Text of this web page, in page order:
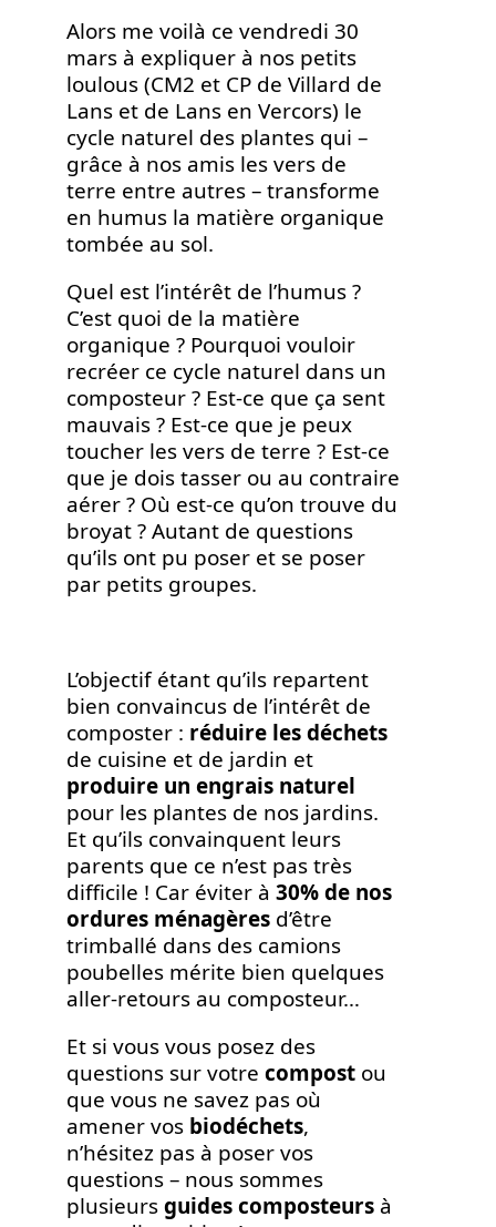
Alors me voilà ce vendredi 30
mars à expliquer à nos petits
loulous (CM2 et CP de Villard de
Lans et de Lans en Vercors) le
cycle naturel des plantes qui –
grâce à nos amis les vers de
terre entre autres – transforme
en humus la matière organique
tombée au sol.
Quel est l’intérêt de l’humus ?
C’est quoi de la matière
organique ? Pourquoi vouloir
recréer ce cycle naturel dans un
composteur ? Est-ce que ça sent
mauvais ? Est-ce que je peux
toucher les vers de terre ? Est-ce
que je dois tasser ou au contraire
aérer ? Où est-ce qu’on trouve du
broyat ? Autant de questions
qu’ils ont pu poser et se poser
par petits groupes.
L’objectif étant qu’ils repartent
bien convaincus de l’intérêt de
composter : réduire les déchets
de cuisine et de jardin et
produire un engrais naturel
pour les plantes de nos jardins.
Et qu’ils convainquent leurs
parents que ce n’est pas très
difficile ! Car éviter à 30% de nos
ordures ménagères d’être
trimballé dans des camions
poubelles mérite bien quelques
aller-retours au composteur…
Et si vous vous posez des
questions sur votre compost ou
que vous ne savez pas où
amener vos biodéchets,
n’hésitez pas à poser vos
questions – nous sommes
plusieursguides composteurs à